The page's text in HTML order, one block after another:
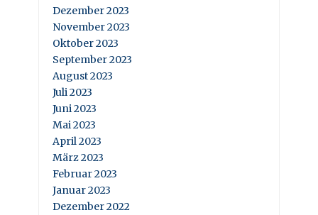
Dezember 2023
November 2023
Oktober 2023
September 2023
August 2023
Juli 2023
Juni 2023
Mai 2023
April 2023
März 2023
Februar 2023
Januar 2023
Dezember 2022